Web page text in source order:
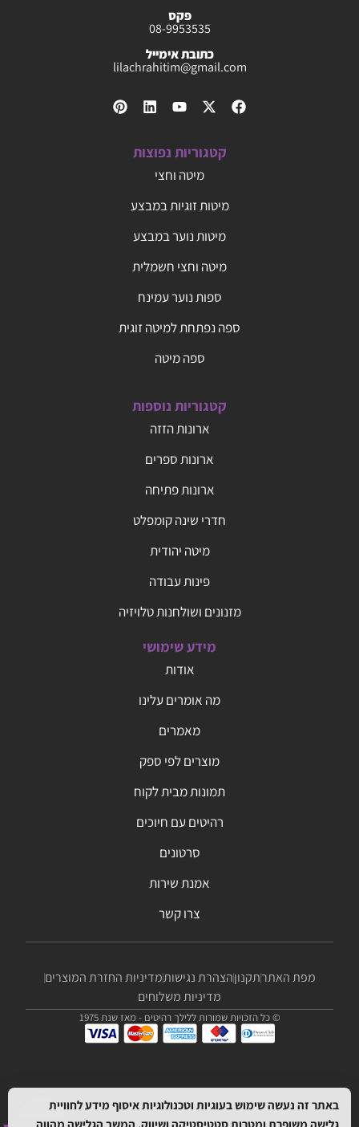
פקס
08-9953535
כתובת אימייל
lilachrahitim@gmail.com
קטגוריות נפוצות
מיטה וחצי
מיטות זוגיות במבצע
מיטות נוער במבצע
מיטה וחצי חשמלית
ספות נוער עמינח
ספה נפתחת למיטה זוגית
ספה מיטה
קטגוריות נוספות
ארונות הזזה
ארונות ספרים
ארונות פתיחה
חדרי שינה קומפלט
מיטה יהודית
פינות עבודה
מזנונים ושולחנות טלויזיה
מידע שימושי
אודות
מה אומרים עלינו
מאמרים
מוצרים לפי ספק
תמונות מבית לקוח
רהיטים עם חיוכים
סרטונים
אמנת שירות
צרו קשר
מפת האתרתקנוןהצהרת נגישותמדיניות החזרת המוצרים
מדיניות משלוחים
© כל הזכויות שמורות ללילך רהיטים - מאז שנת 1975
באתר זה נעשה שימוש בעוגיות וטכנולוגיות איסוף מידע לחוויית